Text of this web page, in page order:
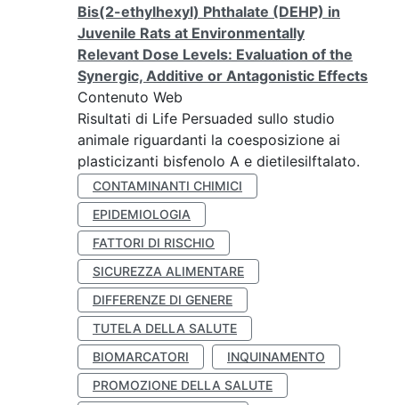
Bis(2-ethylhexyl) Phthalate (DEHP) in
Juvenile Rats at Environmentally
Relevant Dose Levels: Evaluation of the
Synergic, Additive or Antagonistic Effects
Contenuto Web
Risultati di Life Persuaded sullo studio
animale riguardanti la coesposizione ai
plasticizanti bisfenolo A e dietilesilftalato.
CONTAMINANTI CHIMICI
EPIDEMIOLOGIA
FATTORI DI RISCHIO
SICUREZZA ALIMENTARE
DIFFERENZE DI GENERE
TUTELA DELLA SALUTE
BIOMARCATORI
INQUINAMENTO
PROMOZIONE DELLA SALUTE